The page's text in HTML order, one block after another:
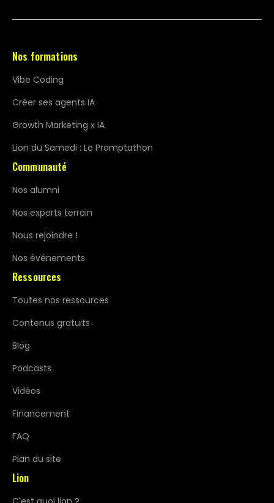
Nos formations
Vibe Coding
Créer ses agents IA
Growth Marketing x IA
Lion du Samedi : Le Promptathon
Communauté
Nos alumni
Nos experts terrain
Nous rejoindre !
Nos événements
Ressources
Toutes nos ressources
Contenus gratuits
Blog
Podcasts
Vidéos
Financement
FAQ
Plan du site
Lion